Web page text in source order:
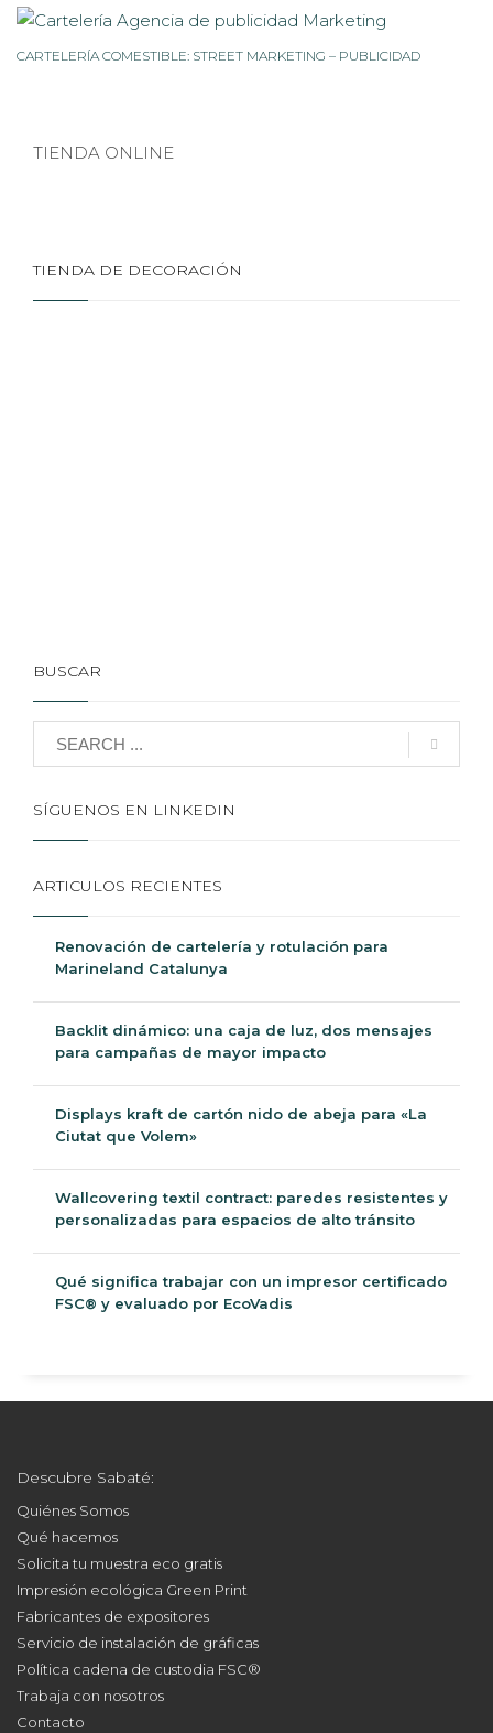
CARTELERÍA COMESTIBLE: STREET MARKETING – PUBLICIDAD
TIENDA ONLINE
TIENDA DE DECORACIÓN
BUSCAR
SÍGUENOS EN LINKEDIN
ARTICULOS RECIENTES
Renovación de cartelería y rotulación para
Marineland Catalunya
Backlit dinámico: una caja de luz, dos mensajes
para campañas de mayor impacto
Displays kraft de cartón nido de abeja para «La
Ciutat que Volem»
Wallcovering textil contract: paredes resistentes y
personalizadas para espacios de alto tránsito
Qué significa trabajar con un impresor certificado
FSC® y evaluado por EcoVadis
Descubre Sabaté:
Quiénes Somos
Qué hacemos
Solicita tu muestra eco gratis
Impresión ecológica Green Print
Fabricantes de expositores
Servicio de instalación de gráficas
Política cadena de custodia FSC®
Trabaja con nosotros
Contacto